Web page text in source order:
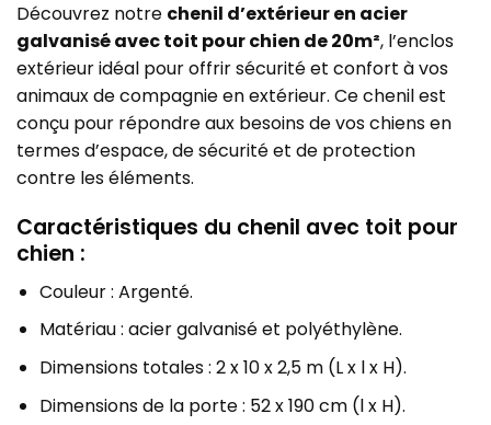
Découvrez notre chenil d’extérieur en acier
galvanisé avec toit pour chien de 20m², l’enclos
extérieur idéal pour offrir sécurité et confort à vos
animaux de compagnie en extérieur. Ce chenil est
conçu pour répondre aux besoins de vos chiens en
termes d’espace, de sécurité et de protection
contre les éléments.
Caractéristiques du chenil avec toit pour
chien :
Couleur : Argenté.
Matériau : acier galvanisé et polyéthylène.
Dimensions totales : 2 x 10 x 2,5 m (L x l x H).
Dimensions de la porte : 52 x 190 cm (l x H).